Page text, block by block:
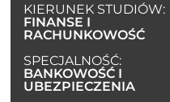
KIERUNEK STUDIÓW:
FINANSE I
RACHUNKOWOŚĆ
SPECJALNOŚĆ:
BANKOWOŚĆ I
UBEZPIECZENIA